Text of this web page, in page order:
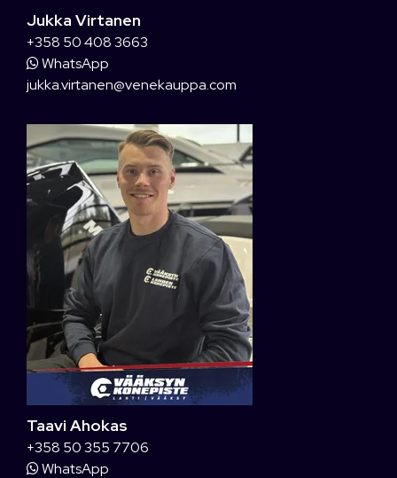
Jukka Virtanen
+358 50 408 3663
WhatsApp
jukka.virtanen@venekauppa.com
Taavi Ahokas
+358 50 355 7706
WhatsApp